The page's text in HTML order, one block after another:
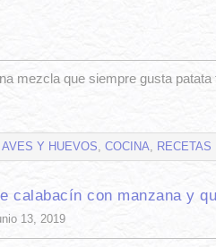
mezcla que siempre gusta
AVES Y HUEVOS, COCINA, RECETAS
calabacín con manzana y
13, 2019